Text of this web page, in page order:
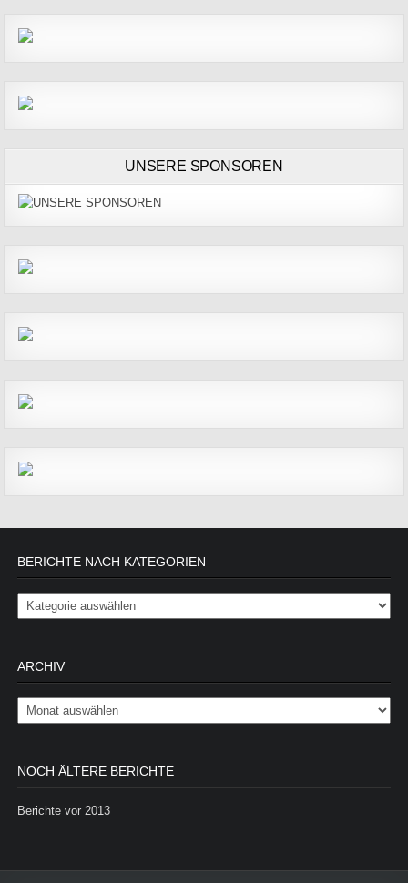
UNSERE SPONSOREN
BERICHTE NACH KATEGORIEN
Berichte nach Kategorien
ARCHIV
Archiv
NOCH ÄLTERE BERICHTE
Berichte vor 2013